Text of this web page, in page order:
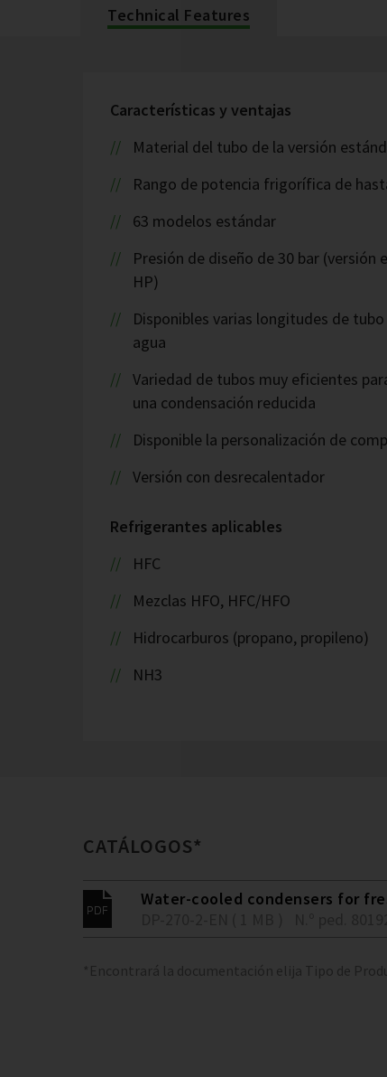
Technical Features
Características y ventajas
Material del tubo de la versión
Rango de potencia frigorífica de
63 modelos estándar
Presión de diseño de 30 bar (versión
HP)
Disponibles varias longitudes de
agua
Variedad de tubos muy eficientes
una condensación reducida
Disponible la personalización de
Versión con desrecalentador
Refrigerantes aplicables
HFC
Mezclas HFO, HFC/HFO
Hidrocarburos (propano, propileno)
NH3
CATÁLOGOS*
Water-cooled condensers for
*Encontrará la documentación elija Tipo de